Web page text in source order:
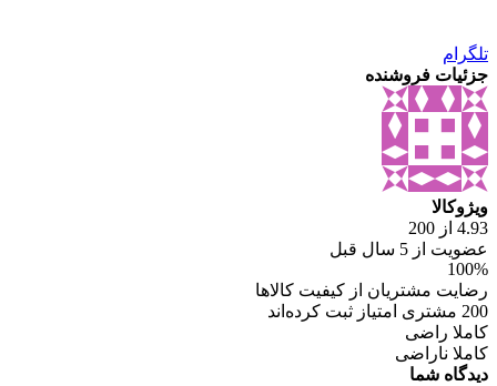
تلگرام
جزئیات فروشنده
ویژوکالا
4.93 از 200
عضویت از 5 سال قبل
100%
رضایت مشتریان از کیفیت کالاها
200 مشتری امتیاز ثبت کرده‌اند
کاملا راضی
کاملا ناراضی
دیدگاه شما